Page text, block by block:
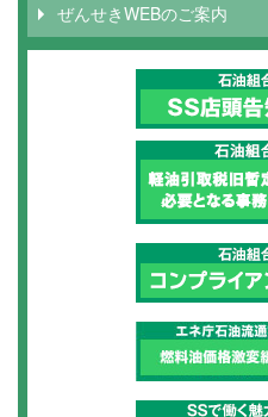
ぜんせきWEBのご案内